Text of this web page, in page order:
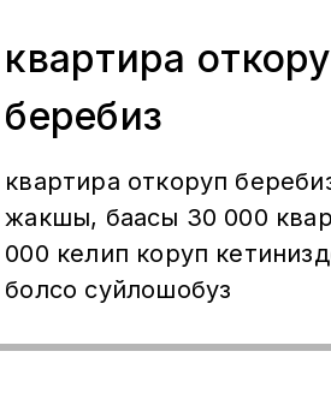
квартира
беребиз
квартира откоруп
жакшы, баасы 30 000 квартплата 55
000 келип коруп
болсо суйлошобуз